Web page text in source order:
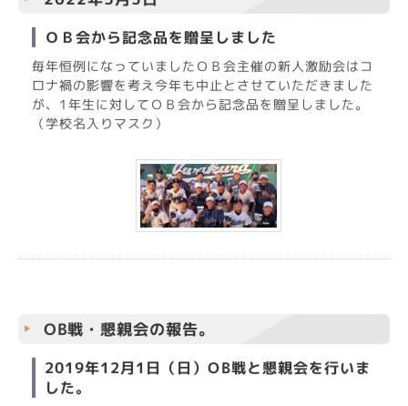
ＯＢ会から記念品を贈呈しました
毎年恒例になっていましたＯＢ会主催の新人激励会はコ
ロナ禍の影響を考え今年も中止とさせていただきました
が、1年生に対してＯＢ会から記念品を贈呈しました。
（学校名入りマスク）
OB戦・懇親会の報告。
2019年12月1日（日）OB戦と懇親会を行いま
した。